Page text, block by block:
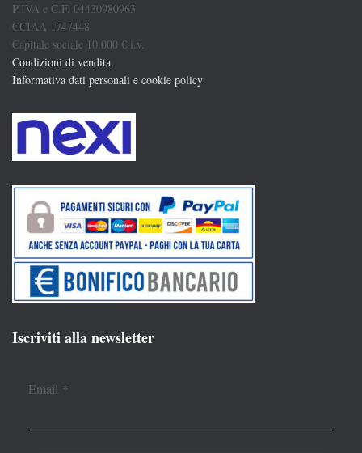
P.IVA e C.F. 04430980963
CCIAA 1747448
Capitale sociale 10.000 € i.v.
Condizioni di vendita
Informativa dati personali e cookie policy
Iscriviti alla newsletter
Email *